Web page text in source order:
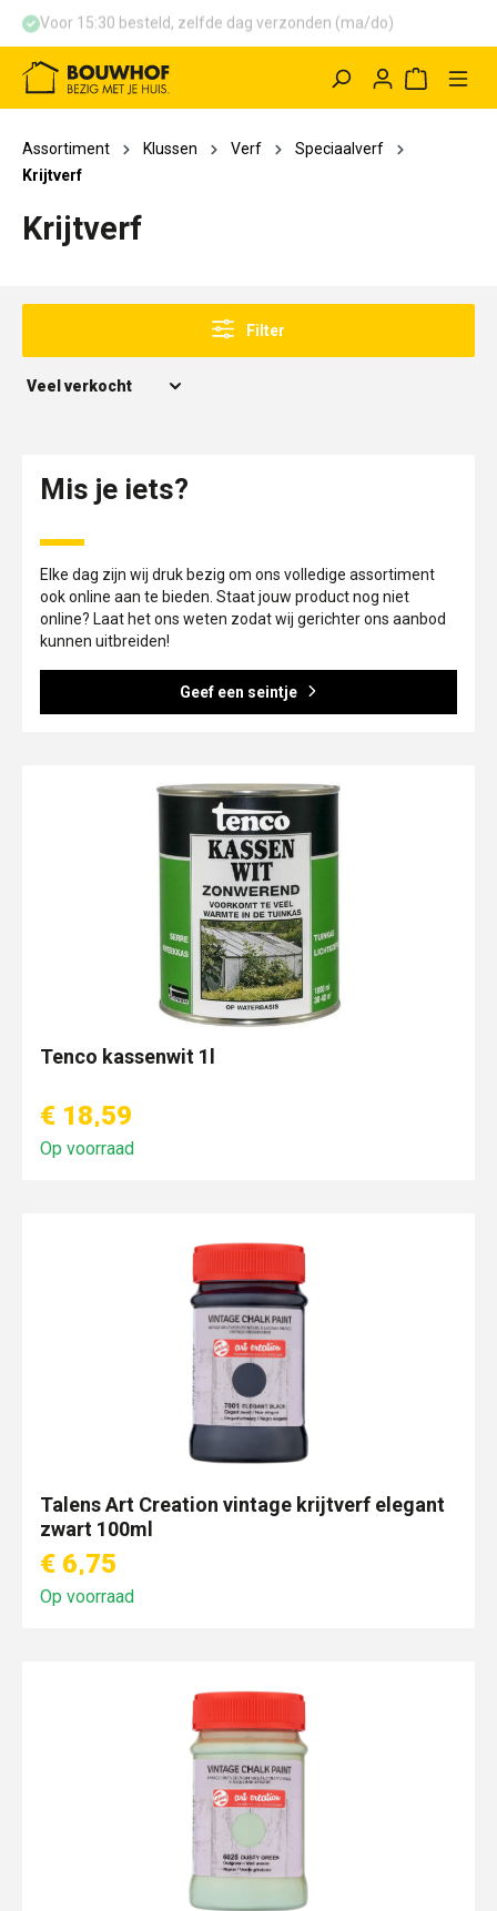
Voor 15:30 besteld, zelfde dag verzonden (ma/do)
Assortiment Klussen Verf
Speciaalverf
Krijtverf
Krijtverf
Filter
Mis je iets?
Elke dag zijn wij druk bezig om ons volledige assortiment
ook online aan te bieden. Staat jouw product nog niet
online? Laat het ons weten zodat wij gerichter ons aanbod
kunnen uitbreiden!
Geef een seintje
Tenco kassenwit 1l
€ 18,59
Op voorraad
Talens Art Creation vintage krijtverf elegant
zwart 100ml
€ 6,75
Op voorraad